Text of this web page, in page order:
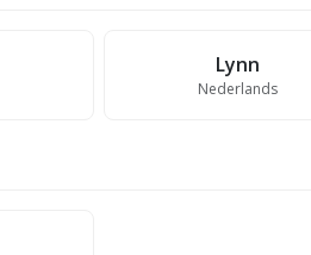
Lynn
Nederlands